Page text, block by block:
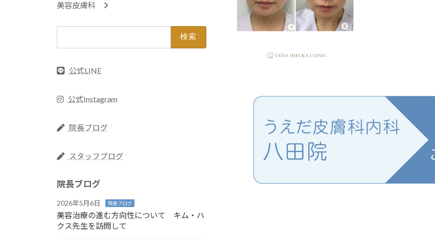
美容皮膚科
公式LINE
公式Instagram
院長ブログ
スタッフブログ
院長ブログ
2026年5月6日 院長ブログ
美容治療の進む方向性について キム・ハ
クス先生を訪問して